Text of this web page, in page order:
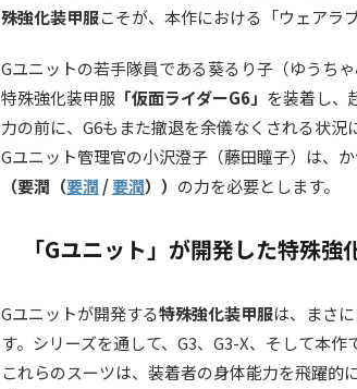
殊強化装甲服こそが、本作における「ウェアラ
Gユニットの若手隊員である葵るり子（ゆうち
特殊強化装甲服 「仮面ライダーG6」 を装着し、
力の前に、G6もまた撤退を余儀なくされる状況
Gユニット管理官の小沢澄子（藤田瞳子）は、
（要潤（要潤 /要潤） ） の力を必要とします。
「Gユニット」が開発した特殊強
Gユニットが開発する特殊強化装甲服は、まさ
す。シリーズを通して、G3、G3-X、そして本作
これらのスーツは、装着者の身体能力を飛躍的